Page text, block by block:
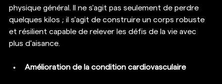
physique général. Il ne s'agit pas seulement de perdre
quelques kilos ; il s'agit de construire un corps robuste
et résilient capable de relever les défis de la vie avec
plus d'aisance.
Amélioration de la condition cardiovasculaire